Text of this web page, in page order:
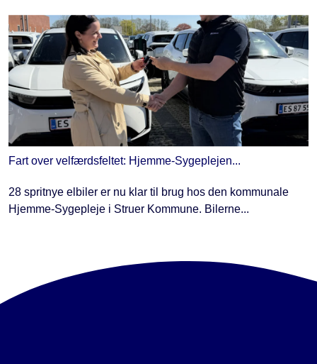
Fart over velfærdsfeltet: Hjemme-Sygeplejen...
28 spritnye elbiler er nu klar til brug hos den kommunale
Hjemme-Sygepleje i Struer Kommune. Bilerne...